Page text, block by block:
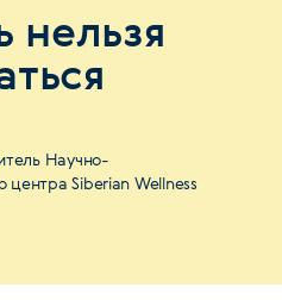
нельзя
Научно-
центра Siberian Wellness